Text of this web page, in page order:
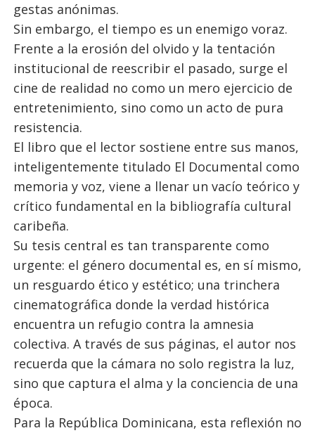
gestas anónimas.
Sin embargo, el tiempo es un enemigo voraz.
Frente a la erosión del olvido y la tentación
institucional de reescribir el pasado, surge el
cine de realidad no como un mero ejercicio de
entretenimiento, sino como un acto de pura
resistencia.
El libro que el lector sostiene entre sus manos,
inteligentemente titulado El Documental como
memoria y voz, viene a llenar un vacío teórico y
crítico fundamental en la bibliografía cultural
caribeña.
Su tesis central es tan transparente como
urgente: el género documental es, en sí mismo,
un resguardo ético y estético; una trinchera
cinematográfica donde la verdad histórica
encuentra un refugio contra la amnesia
colectiva. A través de sus páginas, el autor nos
recuerda que la cámara no solo registra la luz,
sino que captura el alma y la conciencia de una
época.
Para la República Dominicana, esta reflexión no